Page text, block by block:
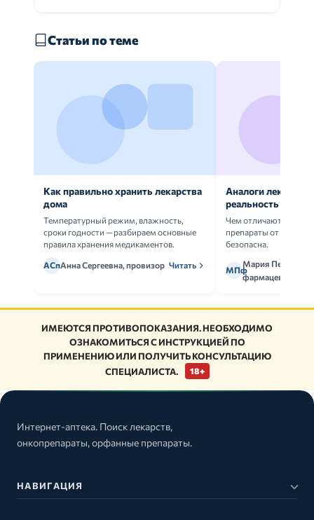
Статьи по теме
Как правильно хранить лекарства
дома
Температурный режим, влажность,
сроки годности — разбираем основные
правила хранения медикаментов.
АСпАнна Сергеевна, провизор Читать
Аналоги
реальность
Чем отличаются
препараты от
безопасна.
МПф
Мария Петрова,
фармацевт
ИМЕЮТСЯ ПРОТИВОПОКАЗАНИЯ. НЕОБХОДИМО
ОЗНАКОМИТЬСЯ С ИНСТРУКЦИЕЙ ПО
ПРИМЕНЕНИЮ ИЛИ ПОЛУЧИТЬ КОНСУЛЬТАЦИЮ
СПЕЦИАЛИСТА.
18+
Интернет-аптека. Поиск лекарств,
онкопрепараты, орфанные препараты.
НАВИГАЦИЯ